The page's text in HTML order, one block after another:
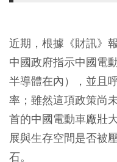
近期，根據《財訊》
中國政府指示中國電
半導體在內），並且
率；雖然這項政策尚
首的中國電動車廠壯
展與生存空間是否被
石。